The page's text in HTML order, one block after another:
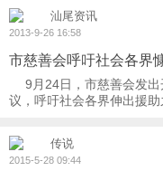
汕尾资讯
2013-9-26 16:58
市慈善会呼吁社会各界
议，呼吁社会各界伸出援
传说
2015-5-28 09:44